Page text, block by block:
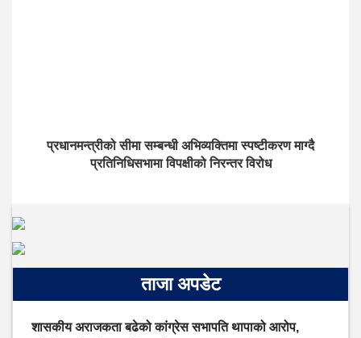
प्रधानमन्त्रीको सीमा सम्बन्धी अभिव्यक्तिमा स्पष्टीकरण माग्दै
प्रतिनिधिसभामा विपक्षीको निरन्तर विरोध
ताजा अपडेट
शासकीय अराजकता बढेको कांग्रेस सभापति थापाको आरोप,